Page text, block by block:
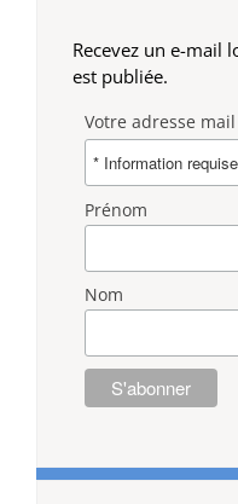
Recevez un e-mail
est publiée.
Votre adresse mail
Prénom
Nom